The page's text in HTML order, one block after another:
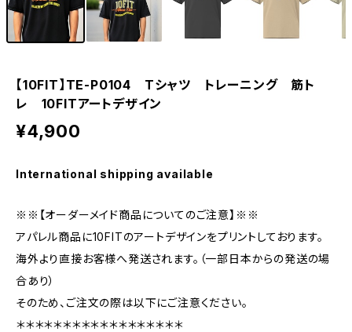
【10FIT】TE-P0104 Tシャツ トレーニング 筋ト
レ 10FITアートデザイン
¥4,900
International shipping available
※※【オーダーメイド商品についてのご注意】※※
アパレル商品に10FITのアートデザインをプリントしております。
海外より直接お客様へ発送されます。（一部日本からの発送の場
合あり）
そのため、ご注文の際は以下にご注意ください。
＊＊＊＊＊＊＊＊＊＊＊＊＊＊＊＊＊＊